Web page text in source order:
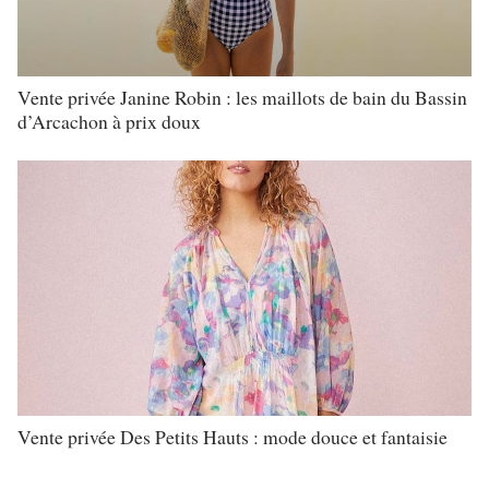
Vente privée Janine Robin : les maillots de bain du Bassin
d’Arcachon à prix doux
Vente privée Des Petits Hauts : mode douce et fantaisie